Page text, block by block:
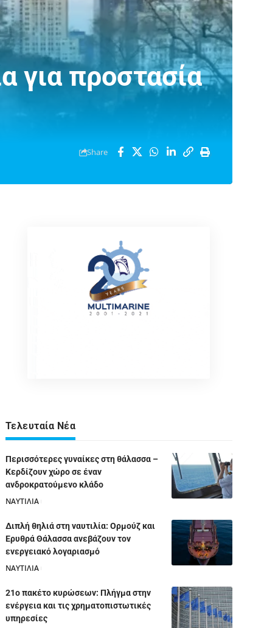
για προστασία
Share
Τελευταία Νέα
Περισσότερες γυναίκες στη θάλασσα –
Κερδίζουν χώρο σε έναν
ανδροκρατούμενο κλάδο
ΝΑΥΤΙΛΙΑ
Διπλή θηλιά στη ναυτιλία: Ορμούζ και
Ερυθρά Θάλασσα ανεβάζουν τον
ενεργειακό λογαριασμό
ΝΑΥΤΙΛΙΑ
21ο πακέτο κυρώσεων: Πλήγμα στην
ενέργεια και τις χρηματοπιστωτικές
υπηρεσίες